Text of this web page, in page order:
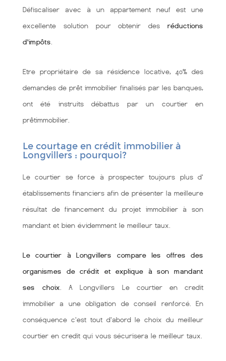
Défiscaliser avec à un appartement neuf est une
excellente solution pour obtenir des réductions
d'impôts
Etre propriétaire de sa résidence locative, 40% des
demandes de prêt immobilier finalisés par les banques,
ont été instruits débattus par un courtier en
prêtimmobilier.
Le courtage en crédit immobilier à
Longvillers : pourquoi?
Le courtier se force à prospecter toujours plus d'
établissements financiers afin de présenter la meilleure
résultat de financement du projet immobilier à son
mandant et bien évidemment le meilleur taux.
Le courtier à Longvillers compare les offres des
organismes de crédit et explique à son mandant
ses choix . A Longvillers Le courtier en credit
immobilier a une obligation de conseil renforcé. En
conséquence c'est tout d'abord le choix du meilleur
courtier en credit qui vous sécurisera le meilleur taux.